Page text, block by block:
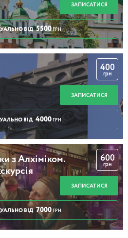
ЗАПИСАТИСЯ
ВІД 5500 ГРН
400
грн
ЗАПИСАТИСЯ
ВІД 4000 ГРН
з Алхіміком.
600
грн
ЗАПИСАТИСЯ
ВІД 7000 ГРН